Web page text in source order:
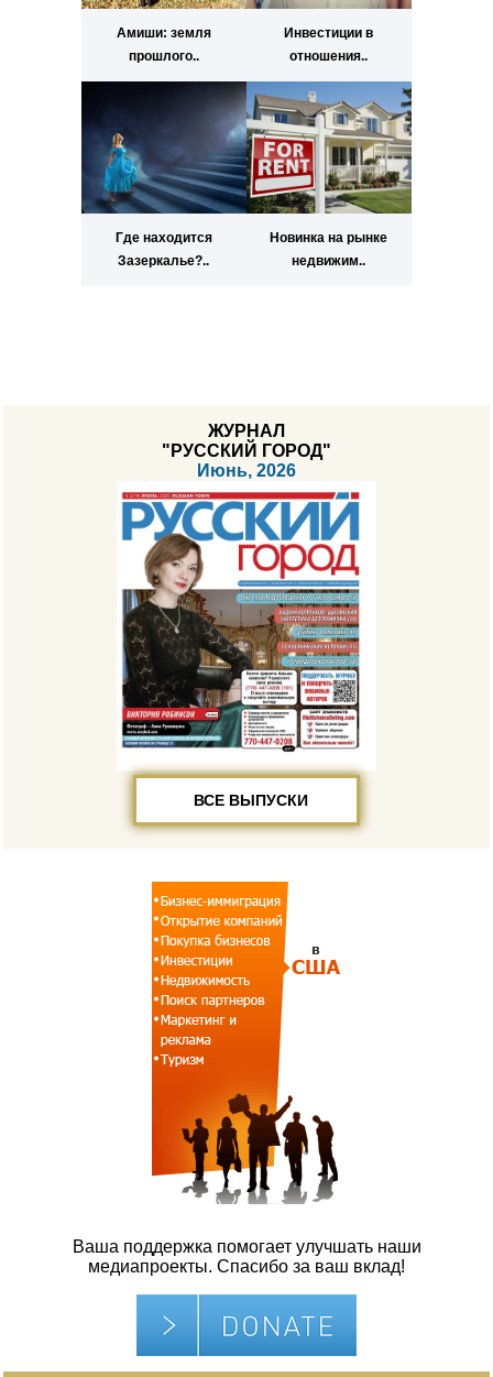
Амиши: земля
прошлого..
Инвестиции в
отношения..
Где находится
Зазеркалье?..
Новинка на рынке
недвижим..
ЖУРНАЛ
"РУССКИЙ ГОРОД"
Июнь, 2026
ВСЕ ВЫПУСКИ
Ваша поддержка помогает улучшать наши
медиапроекты. Спасибо за ваш вклад!